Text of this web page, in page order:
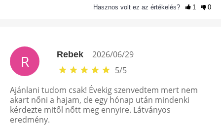
Hasznos volt ez az értékelés? 1 0
R Rebek
2026/06/29
5/5
Ajánlani tudom csak! Évekig szenvedtem mert nem
akart nőni a hajam, de egy hónap után mindenki
kérdezte mitől nőtt meg ennyire. Látványos
eredmény.